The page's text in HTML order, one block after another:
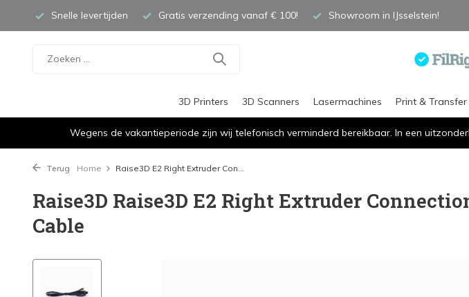
Snelle levertijden Gratis verzending vanaf € 100! Showroom in IJsselstein!
3D Printers 3D Scanners Lasermachines Print & Transfer
Wegens de vakantieperiode zijn wij telefonisch verminderd bereikbaar. In een
Terug Home Raise3D E2 Right Extruder Con...
Raise3D Raise3D E2 Right Extruder
Cable